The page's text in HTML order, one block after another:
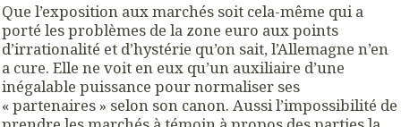
Que l’exposition aux marchés soit cela-même qui a
porté les problèmes de la zone euro aux points
d’irrationalité et d’hystérie qu’on sait, l’Allemagne n’en
a cure. Elle ne voit en eux qu’un auxiliaire d’une
inégalable puissance pour normaliser ses
« partenaires » selon son canon. Aussi l’impossibilité de